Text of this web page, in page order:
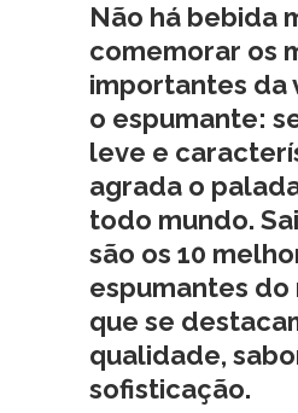
Não há bebida
comemorar os
importantes da
o espumante:
leve e
agrada o
todo mundo.
são os 10
espumantes do
que se
qualidade,
sofisticação.